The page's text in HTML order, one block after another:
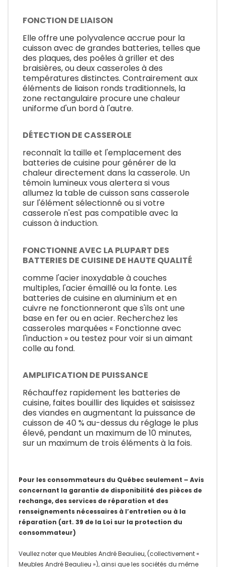
FONCTION DE LIAISON
Elle offre une polyvalence accrue pour la
cuisson avec de grandes batteries, telles que
des plaques, des poêles à griller et des
braisières, ou deux casseroles à des
températures distinctes. Contrairement aux
éléments de liaison ronds traditionnels, la
zone rectangulaire procure une chaleur
uniforme d'un bord à l'autre.
DÉTECTION DE CASSEROLE
reconnaît la taille et l'emplacement des
batteries de cuisine pour générer de la
chaleur directement dans la casserole. Un
témoin lumineux vous alertera si vous
allumez la table de cuisson sans casserole
sur l'élément sélectionné ou si votre
casserole n'est pas compatible avec la
cuisson à induction.
FONCTIONNE AVEC LA PLUPART DES
BATTERIES DE CUISINE DE HAUTE QUALITÉ
comme l'acier inoxydable à couches
multiples, l'acier émaillé ou la fonte. Les
batteries de cuisine en aluminium et en
cuivre ne fonctionneront que s'ils ont une
base en fer ou en acier. Recherchez les
casseroles marquées « Fonctionne avec
l'induction » ou testez pour voir si un aimant
colle au fond.
AMPLIFICATION DE PUISSANCE
Réchauffez rapidement les batteries de
cuisine, faites bouillir des liquides et saisissez
des viandes en augmentant la puissance de
cuisson de 40 % au-dessus du réglage le plus
élevé, pendant un maximum de 10 minutes,
sur un maximum de trois éléments à la fois.
Pour les consommateurs du Québec seulement – Avis
concernant la garantie de disponibilité des pièces de
rechange, des services de réparation et des
renseignements nécessaires à l’entretien ou à la
réparation (art. 39 de la Loi sur la protection du
consommateur)
Veullez noter que Meubles André Beaulieu, (collectivement «
Meubles André Beaulieu »), ainsi que les sociétés du même